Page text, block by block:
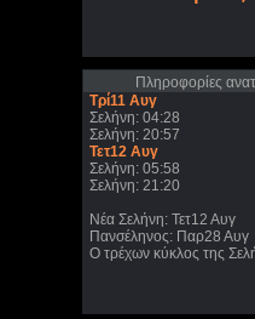
Πληροφορίες
Τρί11 Αυγ
Σελήνη: 04:28
Σελήνη: 20:57
Τετ12 Αυγ
Σελήνη: 05:58
Σελήνη: 21:20
Νέα Σελήνη: Τετ12 Αυγ
Πανσέληνος: Παρ28 Αυγ
Ο τρέχων κύκλος της